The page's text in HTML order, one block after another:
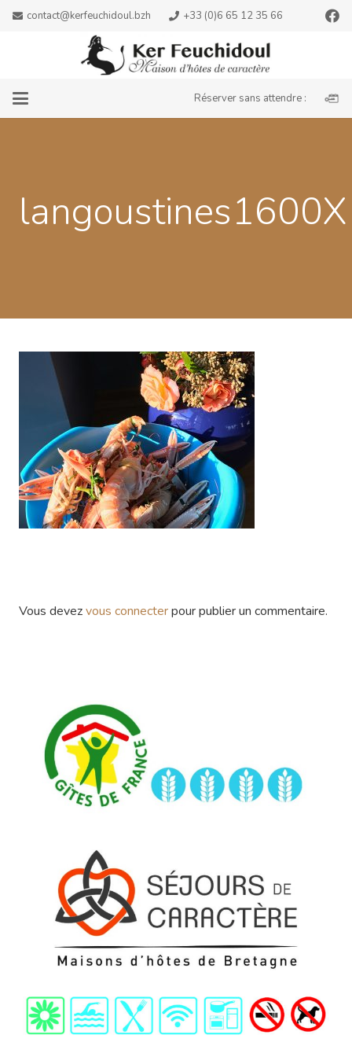
contact@kerfeuchidoul.bzh +33 (0)6 65 12 35 66
Réserver sans attendre :
Vous devezvous connecterpour publier un commentaire.